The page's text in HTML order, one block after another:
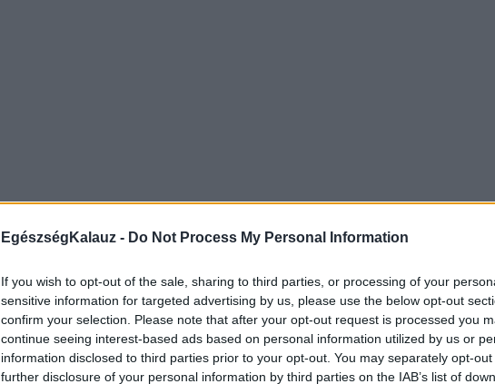
EgészségKalauz - Do Not Process My Personal Information
If you wish to opt-out of the sale, sharing to third parties, or processing of your
sensitive information for targeted advertising by us, please use the below opt-out
confirm your selection. Please note that after your opt-out request is processed you
continue seeing interest-based ads based on personal information utilized by us or
information disclosed to third parties prior to your opt-out. You may separately opt-
further disclosure of your personal information by third parties on the IAB’s list of